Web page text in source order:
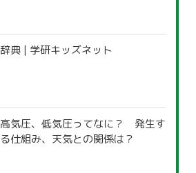
辞典 | 学研キッズネット
高気圧、低気圧ってなに？ 発生す
る仕組み、天気との関係は？